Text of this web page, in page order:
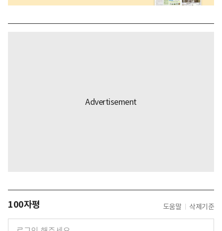
100자평 도움말 삭제기준